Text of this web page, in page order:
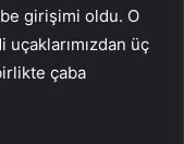
girişimi oldu. O
uçaklarımızdan üç
çaba